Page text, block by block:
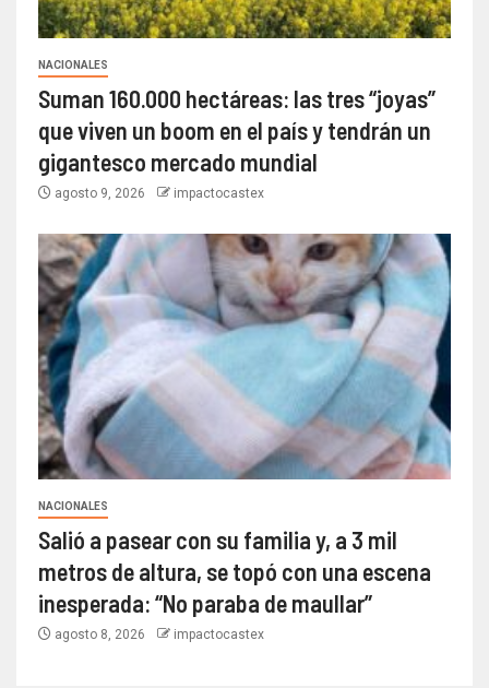
NACIONALES
Suman 160.000 hectáreas: las tres “joyas”
que viven un boom en el país y tendrán un
gigantesco mercado mundial
agosto 9, 2026 impactocastex
NACIONALES
Salió a pasear con su familia y, a 3 mil
metros de altura, se topó con una escena
inesperada: “No paraba de maullar”
agosto 8, 2026 impactocastex